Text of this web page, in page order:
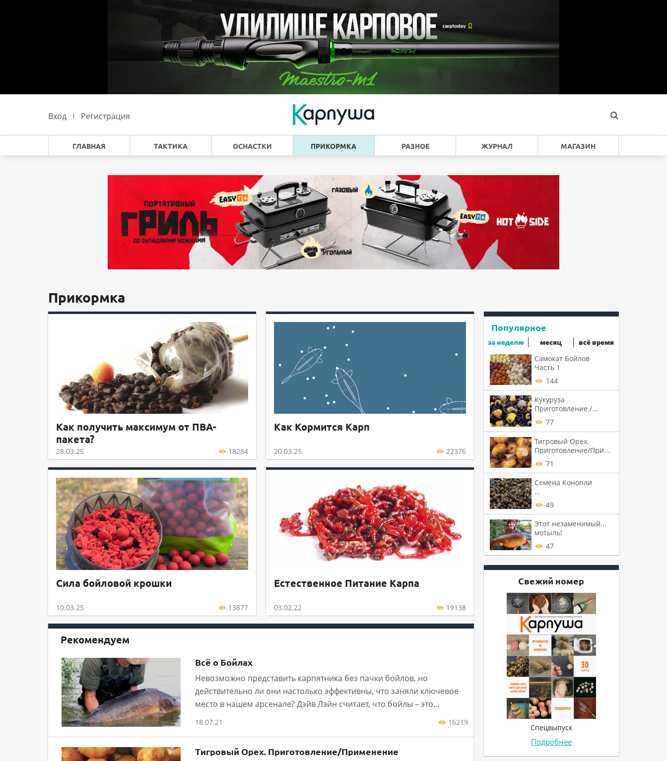
Вход Регистрация
ГЛАВНАЯ ТАКТИКА ОСНАСТКИ ПРИКОРМКА РАЗНОЕ ЖУРНАЛ МАГАЗИН
Прикормка
Как получить максимум от ПВА-
пакета?
28.03.25 18284
Как Кормится Карп
20.03.25 22376
Сила бойловой крошки
10.03.25 13877
Естественное Питание Карпа
03.02.22 19138
Рекомендуем
Всё о Бойлах
Невозможно представить карпятника без пачки бойлов, но
действительно ли они настолько эффективны, что заняли ключевое
место в нашем арсенале? Дэйв Лэйн считает, что бойлы – это...
18.07.21 16219
Тигровый Орех. Приготовление/Применение
Популярное
за неделю месяц всё время
Самокат Бойлов
Часть 1
144
Кукуруза
Приготовление /...
77
Тигровый Орех.
Приготовление/При...
71
Семена Конопли
...
49
Этот незаменимый...
мотыль!
47
Свежий номер
Спецвыпуск
Подробнее